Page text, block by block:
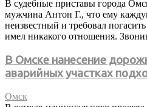
В судебные приставы города
мужчина Антон Г., что ему
неизвестный и требовал
имел никакого отношения.
В Омске нанесение
аварийных участках
Омск